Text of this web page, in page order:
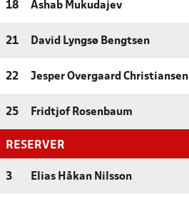
18 Ashab Mukudajev
21 David Lyngsø Bengtsen
22 Jesper Overgaard Christiansen
25 Fridtjof Rosenbaum
RESERVER
3 Elias Håkan Nilsson